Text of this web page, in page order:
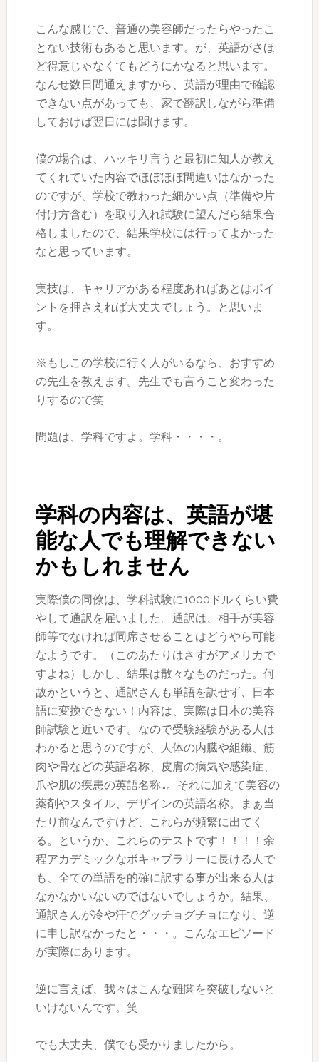
こんな感じで、普通の美容師だったらやったこ
とない技術もあると思います。が、英語がさほ
ど得意じゃなくてもどうにかなると思います。
なんせ数日間通えますから、英語が理由で確認
できない点があっても、家で翻訳しながら準備
しておけば翌日には聞けます。
僕の場合は、ハッキリ言うと最初に知人が教え
てくれていた内容でほぼほぼ間違いはなかった
のですが、学校で教わった細かい点（準備や片
付け方含む）を取り入れ試験に望んだら結果合
格しましたので、結果学校には行ってよかった
なと思っています。
実技は、キャリアがある程度あればあとはポイ
ントを押さえれば大丈夫でしょう。と思いま
す。
※もしこの学校に行く人がいるなら、おすすめ
の先生を教えます。先生でも言うこと変わった
りするので笑
問題は、学科ですよ。学科・・・・。
学科の内容は、英語が堪
能な人でも理解できない
かもしれません
実際僕の同僚は、学科試験に1000ドルくらい費
やして通訳を雇いました。通訳は、相手が美容
師等でなければ同席させることはどうやら可能
なようです。（このあたりはさすがアメリカで
すよね）しかし、結果は散々なものだった。何
故かというと、通訳さんも単語を訳せず、日本
語に変換できない！内容は、実際は日本の美容
師試験と近いです。なので受験経験がある人は
わかると思うのですが、人体の内臓や組織、筋
肉や骨などの英語名称、皮膚の病気や感染症、
爪や肌の疾患の英語名称…。それに加えて美容の
薬剤やスタイル、デザインの英語名称。まぁ当
たり前なんですけど、これらが頻繁に出てく
る。というか、これらのテストです！！！！余
程アカデミックなボキャブラリーに長ける人で
も、全ての単語を的確に訳する事が出来る人は
なかなかいないのではないでしょうか。結果、
通訳さんが冷や汗でグッチョグチョになり、逆
に申し訳なかったと・・・。こんなエピソード
が実際にあります。
逆に言えば、我々はこんな難関を突破しないと
いけないんです。笑
でも大丈夫、僕でも受かりましたから。